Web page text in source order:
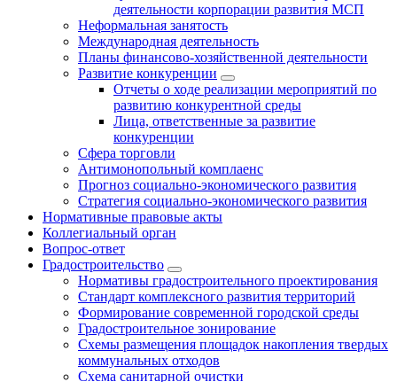
деятельности корпорации развития МСП
Неформальная занятость
Международная деятельность
Планы финансово-хозяйственной деятельности
Развитие конкуренции
Отчеты о ходе реализации мероприятий по
развитию конкурентной среды
Лица, ответственные за развитие
конкуренции
Сфера торговли
Антимонопольный комплаенс
Прогноз социально-экономического развития
Стратегия социально-экономического развития
Нормативные правовые акты
Коллегиальный орган
Вопрос-ответ
Градостроительство
Нормативы градостроительного проектирования
Стандарт комплексного развития территорий
Формирование современной городской среды
Градостроительное зонирование
Схемы размещения площадок накопления твердых
коммунальных отходов
Схема санитарной очистки